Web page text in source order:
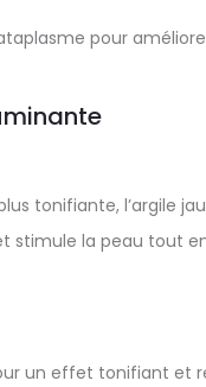
pour
tonifiante, l’argile
stimule la peau tout
un effet tonifiant et